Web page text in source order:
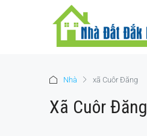
Nhà xã Cuôr Đăng
Xã Cuôr Đăng